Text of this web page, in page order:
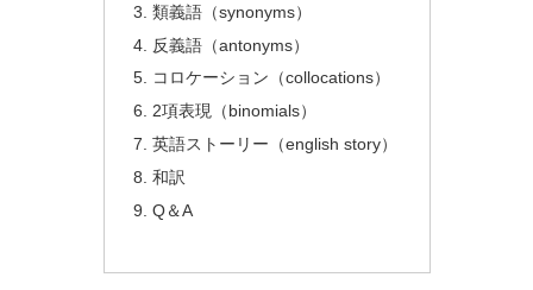
類義語（synonyms）
反義語（antonyms）
コロケーション（collocations）
2項表現（binomials）
英語ストーリー（english story）
和訳
Q＆A